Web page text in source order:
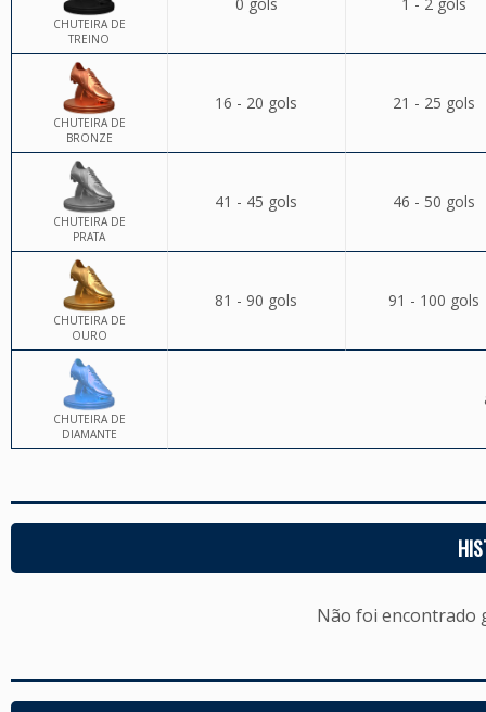
CHUTEIRA DE
TREINO
CHUTEIRA DE
BRONZE
16 - 20 gols 21 - 25 gols
CHUTEIRA DE
PRATA
41 - 45 gols 46 - 50 gols
CHUTEIRA DE
OURO
81 - 90 gols 91 - 100 gols
CHUTEIRA DE
DIAMANTE
Não foi encontrado